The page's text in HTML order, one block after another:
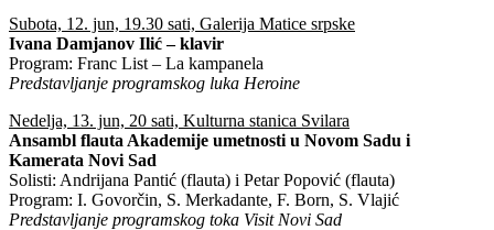
Subota, 12. jun, 19.30 sati, Galerija Matice srpske
Ivana Damjanov Ilić – klavir
Program: Franc List – La kampanela
Predstavljanje programskog luka Heroine
Nedelja, 13. jun, 20 sati, Kulturna stanica Svilara
Ansambl flauta Akademije umetnosti u Novom Sadu i
Kamerata Novi Sad
Solisti: Andrijana Pantić (flauta) i Petar Popović (flauta)
Program: I. Govorčin, S. Merkadante, F. Born, S. Vlajić
Predstavljanje programskog toka Visit Novi Sad